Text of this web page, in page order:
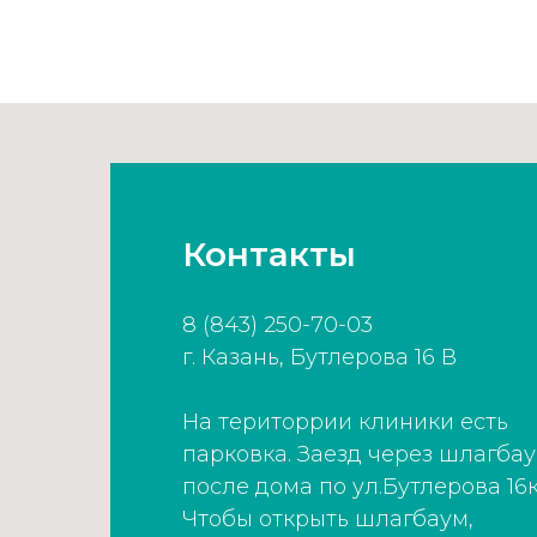
Контакты
8 (843) 250-70-03
г. Казань, Бутлерова 16 В
На територрии клиники есть
парковка. Заезд через
после дома по ул.Бутлерова
Чтобы открыть шлагбаум,